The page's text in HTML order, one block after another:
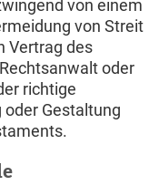
von einem
von Streit
Vertrag des
oder
richtige
Gestaltung